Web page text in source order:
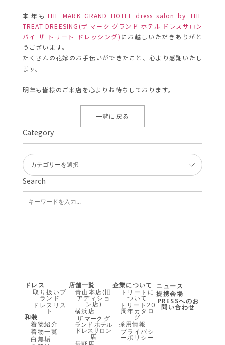
本年も THE MARK GRAND HOTEL dress salon by THE
TREAT DREESING(ザ マーク グランド ホテル ドレスサロン
バイ ザ トリート ドレッシング) にお越しいただきありがと
うございます。
たくさんの花嫁のお手伝いができたこと、心より感謝いたし
ます。
明年も皆様のご来店を心よりお待ちしております。
一覧に戻る
Search
Category
ドレス
取り扱いブ
ランド
ドレスリス
ト
和装
着物紹介
着物一覧
白無垢
店舗一覧
青山本店(旧
アディショ
ン店)
横浜店
ザ マーク グ
ランド ホテル
ドレスサロン
店
企業について
トリートに
ついて
トリート20
周年カタロ
グ
採用情報
プライバシ
ーポリシー
ニュース
提携会場
PRESSへのお
問い合わせ